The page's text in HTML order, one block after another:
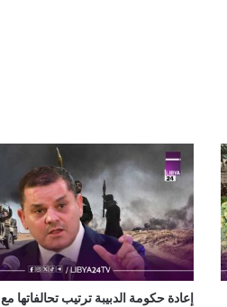
إعادة حكومة الدبيبة ترتيب تحالفاتها مع